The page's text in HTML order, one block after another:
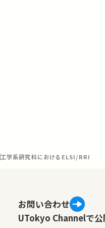
工学系研究科におけるELSI/RRI
お問い合わせ
UTokyo Channelで公